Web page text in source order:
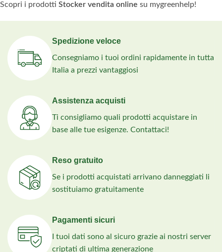
Scopri i prodotti Stocker vendita online su mygreenhelp!
Spedizione veloce
Consegniamo i tuoi ordini rapidamente in tutta
Italia a prezzi vantaggiosi
Assistenza acquisti
Ti consigliamo quali prodotti acquistare in
base alle tue esigenze. Contattaci!
Reso gratuito
Se i prodotti acquistati arrivano danneggiati li
sostituiamo gratuitamente
Pagamenti sicuri
I tuoi dati sono al sicuro grazie ai nostri server
criptati di ultima generazione